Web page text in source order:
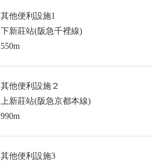
其他便利設施1
下新莊站(阪急千裡線)
550m
其他便利設施２
上新莊站(阪急京都本線)
990m
其他便利設施3